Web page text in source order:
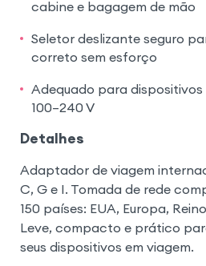
cabine e bagagem de mão
Seletor deslizante seguro
correto sem esforço
Adequado para
100–240 V
Detalhes
Adaptador de viagem
C, G e I. Tomada de rede
150 países: EUA, Europa,
Leve, compacto e prático
seus dispositivos em viagem.